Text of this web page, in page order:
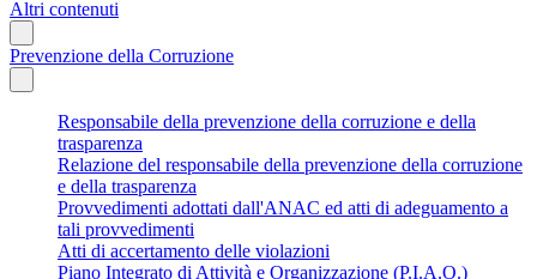
Altri contenuti
Prevenzione della Corruzione
Responsabile della prevenzione della corruzione e della
trasparenza
Relazione del responsabile della prevenzione della corruzione
e della trasparenza
Provvedimenti adottati dall'ANAC ed atti di adeguamento a
tali provvedimenti
Atti di accertamento delle violazioni
Piano Integrato di Attività e Organizzazione (P.I.A.O.)